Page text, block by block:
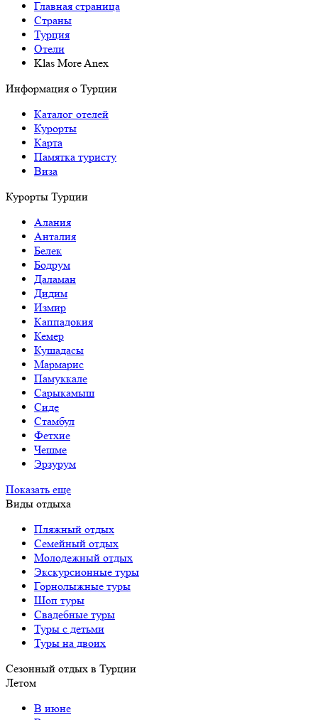
Главная страница
Cтраны
Турция
Отели
Klas More Anex
Информация о Турции
Каталог отелей
Курорты
Карта
Памятка туристу
Виза
Курорты Турции
Алания
Анталия
Белек
Бодрум
Даламан
Дидим
Измир
Каппадокия
Кемер
Кушадасы
Мармарис
Памуккале
Сарыкамыш
Сиде
Стамбул
Фетхие
Чешме
Эрзурум
Показать еще
Виды отдыха
Пляжный отдых
Семейный отдых
Молодежный отдых
Экскурсионные туры
Горнолыжные туры
Шоп туры
Свадебные туры
Туры с детьми
Туры на двоих
Сезонный отдых в Турции
Летом
В июне